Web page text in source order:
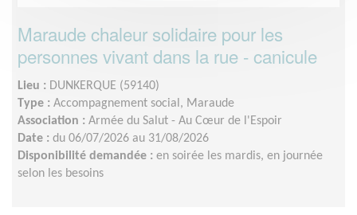
Maraude chaleur solidaire pour les
personnes vivant dans la rue - canicule
Lieu : DUNKERQUE (59140)
Type : Accompagnement social, Maraude
Association : Armée du Salut - Au Cœur de l'Espoir
Date : du 06/07/2026 au 31/08/2026
Disponibilité demandée : en soirée les mardis, en journée
selon les besoins